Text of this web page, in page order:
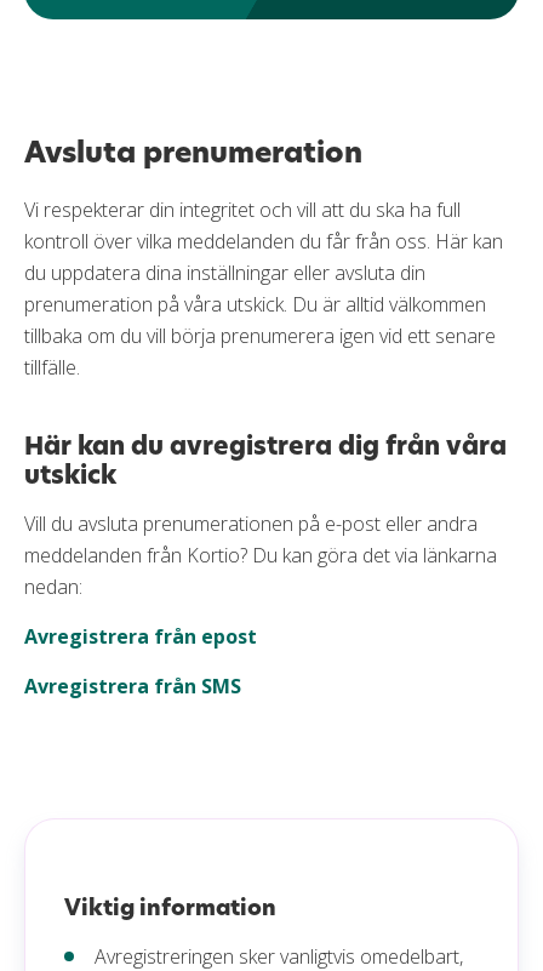
Avsluta prenumeration
Vi respekterar din integritet och vill att du ska ha full
kontroll över vilka meddelanden du får från oss. Här kan
du uppdatera dina inställningar eller avsluta din
prenumeration på våra utskick. Du är alltid välkommen
tillbaka om du vill börja prenumerera igen vid ett senare
tillfälle.
Här kan du avregistrera dig från våra
utskick
Vill du avsluta prenumerationen på e-post eller andra
meddelanden från Kortio? Du kan göra det via länkarna
nedan:
Avregistrera från epost
Avregistrera från SMS
Viktig information
Avregistreringen sker vanligtvis omedelbart,